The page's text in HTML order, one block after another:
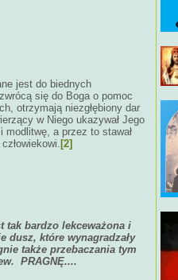
jest do biednych
się do Boga o pomoc
otrzymają niezgłębiony dar
w Niego ukazywał Jego
modlitwę, a przez to stawał
[2]
tak bardzo lekceważona i
dusz, które wynagradzały
także przebaczania tym
PRAGNĘ....